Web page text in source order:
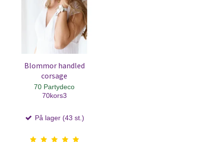
Blommor handled
corsage
70 Partydeco
70kors3
På lager (43 st.)